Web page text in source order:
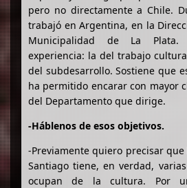
pero no directamente a Chile.
trabajó en Argentina, en la
Municipalidad de La
experiencia: la del trabajo
del subdesarrollo. Sostiene que
ha permitido encarar con mayor
del Departamento que dirige.
-Háblenos de esos objetivos.
-Previamente quiero precisar
Santiago tiene, en verdad,
ocupan de la cultura. Por